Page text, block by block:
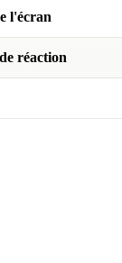
l'écran
réaction